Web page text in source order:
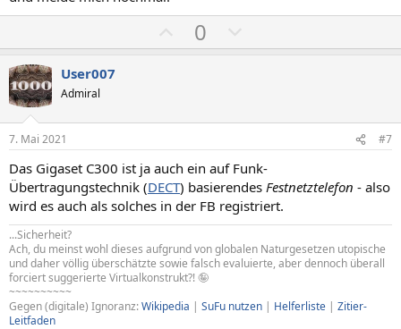
o
t
v
e
S
t
i
m
m
e
0
e
t
v
e
S
t
i
m
e
User007
Admiral
7. Mai 2021 #7
Das Gigaset C300 ist ja auch ein auf Funk-
Übertragungstechnik (DECT) basierendes Festnetztelefon - also
wird es auch als solches in der FB registriert.
...Sicherheit?
Ach, du meinst wohl dieses aufgrund von globalen Naturgesetzen utopische
und daher völlig überschätzte sowie falsch evaluierte, aber dennoch überall
forciert suggerierte Virtualkonstrukt?! 🤪
~~~~~~~~~~
Gegen (digitale) Ignoranz:Wikipedia | SuFu nutzen | Helferliste | Zitier-
Leitfaden